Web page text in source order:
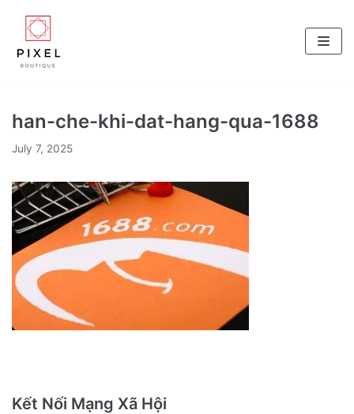
Skip
to
content
han-che-khi-dat-hang-qua-1688
July 7, 2025
Kết Nối Mạng Xã Hội